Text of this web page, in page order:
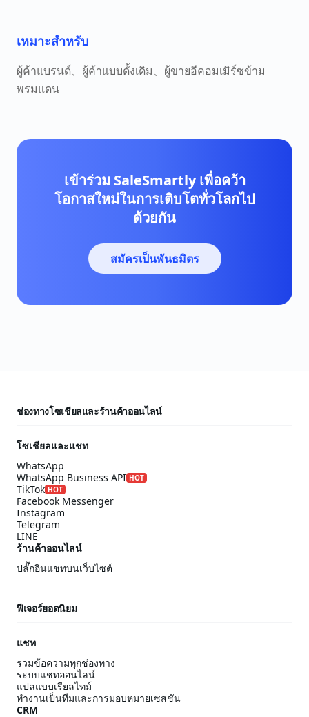
เหมาะสำหรับ
ผู้ค้าแบรนด์、ผู้ค้าแบบดั้งเดิม、ผู้ขายอีคอมเมิร์ซข้าม
พรมแดน
เข้าร่วม SaleSmartly เพื่อคว้า
โอกาสใหม่ในการเติบโตทั่วโลกไป
ด้วยกัน
สมัครเป็นพันธมิตร
ช่องทางโซเชียลและร้านค้าออนไลน์
โซเชียลและแชท
WhatsApp
WhatsApp Business API HOT
TikTok HOT
Facebook Messenger
Instagram
Telegram
LINE
ร้านค้าออนไลน์
ปลั๊กอินแชทบนเว็บไซต์
ฟีเจอร์ยอดนิยม
แชท
รวมข้อความทุกช่องทาง
ระบบแชทออนไลน์
แปลแบบเรียลไทม์
ทำงานเป็นทีมและการมอบหมายเซสชัน
CRM